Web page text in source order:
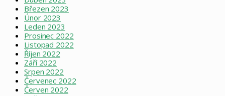
Březen 2023
Únor 2023
Leden 2023
Prosinec 2022
Listopad 2022
Říjen 2022
Září 2022
Srpen 2022
Červenec 2022
Červen 2022